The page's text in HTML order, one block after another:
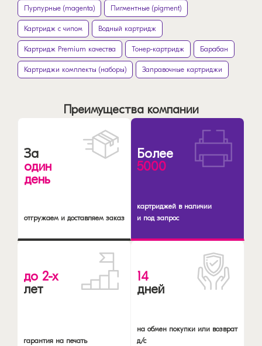
Пурпурные (magenta) Пигментные (pigment)
Картридж с чипом Водный картридж
Картридж Premium качества Тонер-картридж Барабан
Картриджи комплекты (наборы) Заправочные картриджи
Преимущества компании
За
один
день
отгружаем и доставляем заказ
Более
5000
картриджей в наличии
и под запрос
до 2-х
лет
гарантия на печать
14
дней
на обмен покупки или возврат
д/с